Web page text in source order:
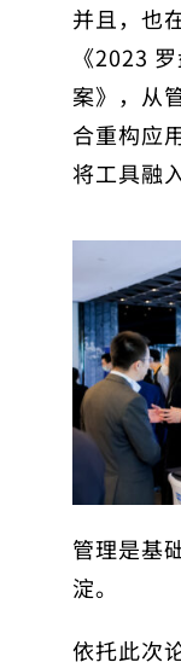
并且，也
《2023
案》，从
合重构应
将工具融
管理是基
淀。
依托此次